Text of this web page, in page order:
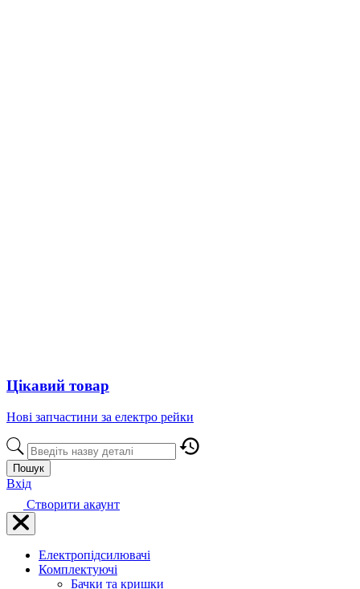
Цікавий товар
Нові запчастини за електро рейки
Пошук
Вхід
Створити акаунт
Електропідсилювачі
Комплектуючі
Бачки та кришки